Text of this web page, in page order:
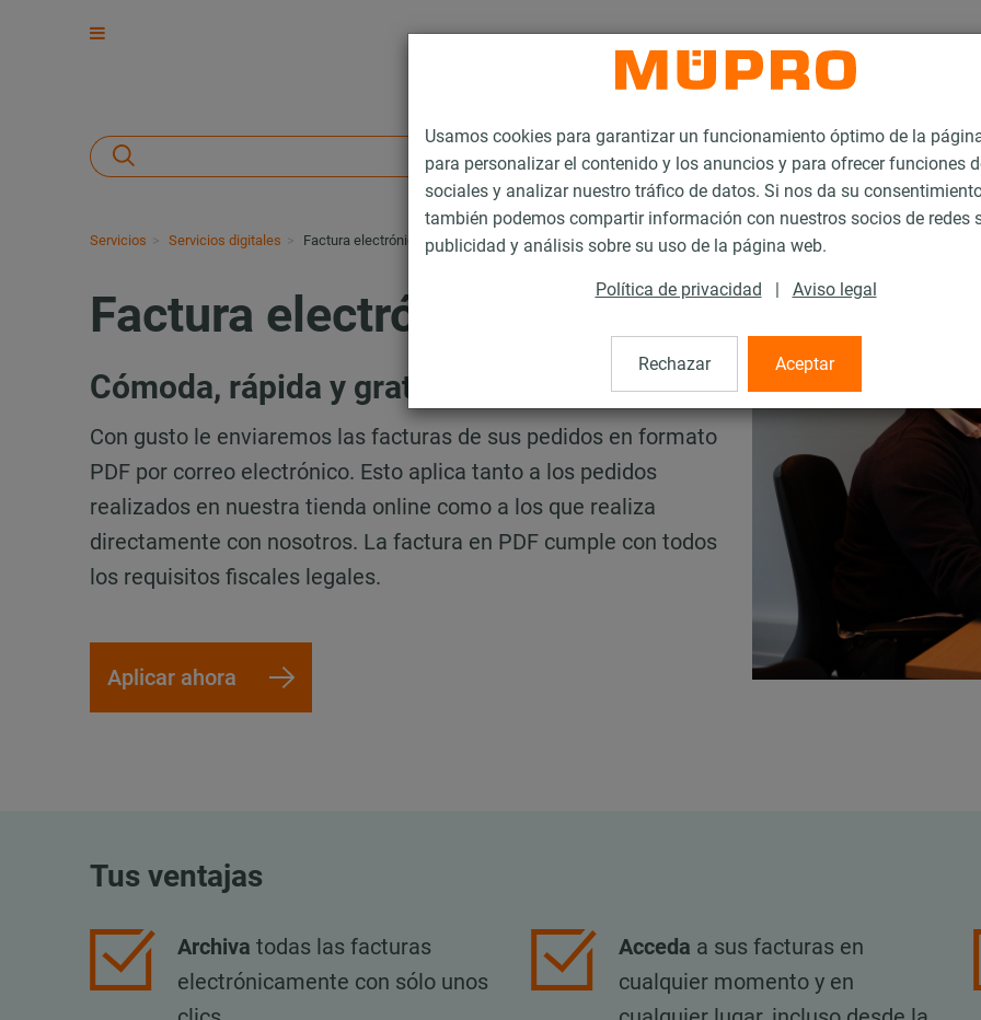
Usamos cookies para garantizar un funcionamiento óptimo de la
para personalizar el contenido y los anuncios y para ofrecer funciones
sociales y analizar nuestro tráfico de datos. Si nos da su
también podemos compartir información con nuestros socios de redes
publicidad y análisis sobre su uso de la página web.
Política de privacidad | Aviso legal
Rechazar Aceptar
Servicios Servicios digitales Factura electrónica
Factura electrónica
Cómoda, rápida y gratuita
Con gusto le enviaremos las facturas de sus pedidos en formato
PDF por correo electrónico. Esto aplica tanto a los pedidos
realizados en nuestra tienda online como a los que realiza
directamente con nosotros. La factura en PDF cumple con todos
los requisitos fiscales legales.
Aplicar ahora
Tus ventajas
Archiva todas las facturas
electrónicamente con sólo unos
Acceda a sus facturas en
cualquier momento y en